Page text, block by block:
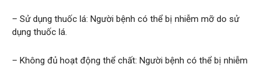
– Sử dụng thuốc lá: Người bệnh có thể bị nhiễm mỡ do sử
dụng thuốc lá.
– Không đủ hoạt động thể chất: Người bệnh có thể bị nhiễm